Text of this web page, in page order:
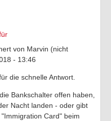
von Marvin (nicht
- 13:46
die schnelle Antwort.
Bankschalter offen haben,
Nacht landen - oder gibt
Card" beim